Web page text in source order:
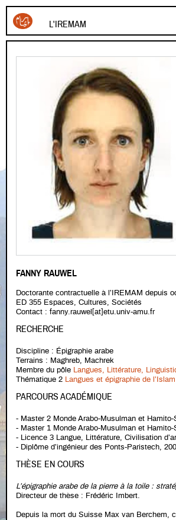
L'IREMAM
FANNY RAUWEL
Doctorante contractuelle à l’IREMAM depuis
ED 355 Espaces, Cultures, Sociétés
Contact : fanny.rauwel[at]etu.univ-amu.fr
RECHERCHE
Discipline : Épigraphie arabe
Terrains : Maghreb, Machrek
Membre du pôle Langues, Littérature,
Thématique 2 Langues et épigraphie de
PARCOURS ACADÉMIQUE
- Master 2 Monde Arabo-Musulman et
- Master 1 Monde Arabo-Musulman et
- Licence 3 Langue, Littérature, Civilisation
- Diplôme d’ingénieur des Ponts-Paristech,
THÈSE EN COURS
L’épigraphie arabe de la pierre à la toile :
Directeur de thèse : Frédéric Imbert.
Depuis la mort du Suisse Max van Berchem,